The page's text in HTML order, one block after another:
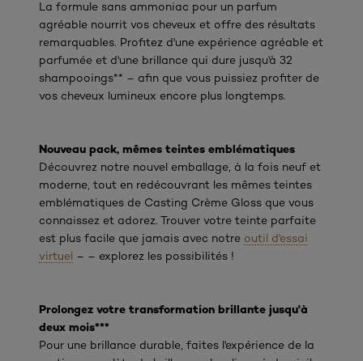
La formule sans ammoniac pour un parfum
agréable nourrit vos cheveux et offre des résultats
remarquables. Profitez d'une expérience agréable et
parfumée et d'une brillance qui dure jusqu'à 32
shampooings** – afin que vous puissiez profiter de
vos cheveux lumineux encore plus longtemps.
Nouveau pack, mêmes teintes emblématiques
Découvrez notre nouvel emballage, à la fois neuf et
moderne, tout en redécouvrant les mêmes teintes
emblématiques de Casting Crème Gloss que vous
connaissez et adorez. Trouver votre teinte parfaite
est plus facile que jamais avec notre outil d'essai
virtuel – – explorez les possibilités !
Prolongez votre transformation brillante jusqu'à
deux mois***
Pour une brillance durable, faites l'expérience de la